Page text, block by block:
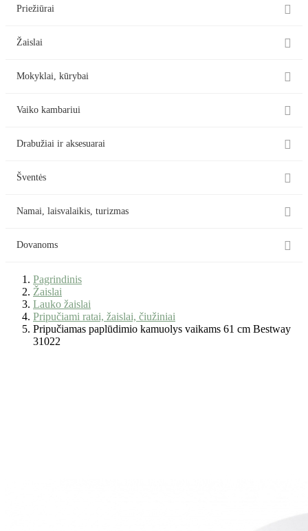
Priežiūrai 
Žaislai 
Mokyklai, kūrybai 
Vaiko kambariui 
Drabužiai ir aksesuarai 
Šventės 
Namai, laisvalaikis, turizmas 
Dovanoms 
Pagrindinis
Žaislai
Lauko žaislai
Pripučiami ratai, žaislai, čiužiniai
Pripučiamas paplūdimio kamuolys vaikams 61 cm Bestway
31022